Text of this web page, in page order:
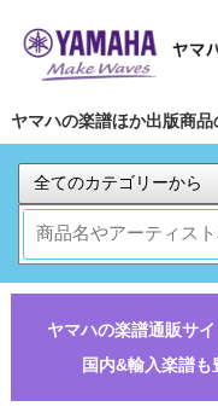
ヤマハの楽譜ほか出版商品
ヤマハの楽譜通販サイ
国内&輸入楽譜も